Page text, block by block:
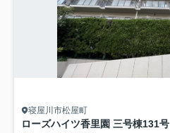
寝屋川市松屋町
ローズハイツ香里園 三号棟131号